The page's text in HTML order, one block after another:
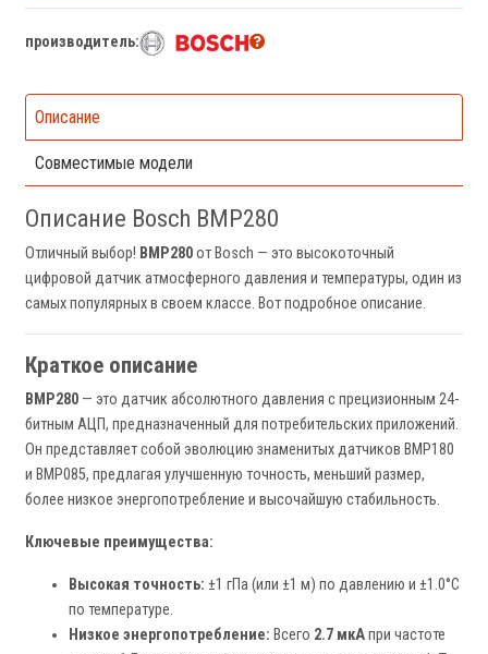
производитель:
Описание
Совместимые модели
Описание Bosch BMP280
Отличный выбор! BMP280от Bosch — это высокоточный
цифровой датчик атмосферного давления и температуры, один из
самых популярных в своем классе. Вот подробное описание.
Краткое описание
BMP280 — это датчик абсолютного давления с прецизионным 24-
битным АЦП, предназначенный для потребительских приложений.
Он представляет собой эволюцию знаменитых датчиков BMP180
и BMP085, предлагая улучшенную точность, меньший размер,
более низкое энергопотребление и высочайшую стабильность.
Ключевые преимущества:
Высокая точность: ±1 гПа (или ±1 м) по давлению и ±1.0°C
по температуре.
Низкое энергопотребление: Всего 2.7 мкАпри частоте